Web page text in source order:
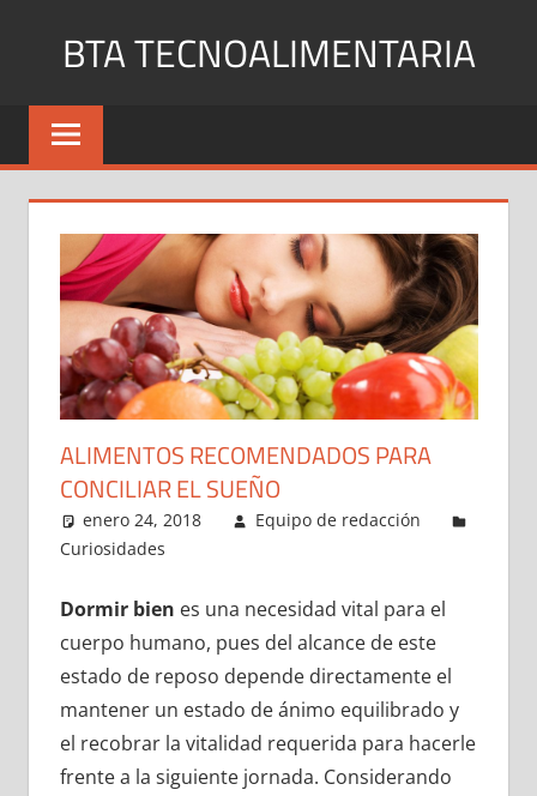
BTA TECNOALIMENTARIA
Blog
y
internet
ALIMENTOS RECOMENDADOS PARA
CONCILIAR EL SUEÑO
enero 24, 2018
Equipo de redacción
Curiosidades
Dormir bien es una necesidad vital para el
cuerpo humano, pues del alcance de este
estado de reposo depende directamente el
mantener un estado de ánimo equilibrado y
el recobrar la vitalidad requerida para hacerle
frente a la siguiente jornada. Considerando